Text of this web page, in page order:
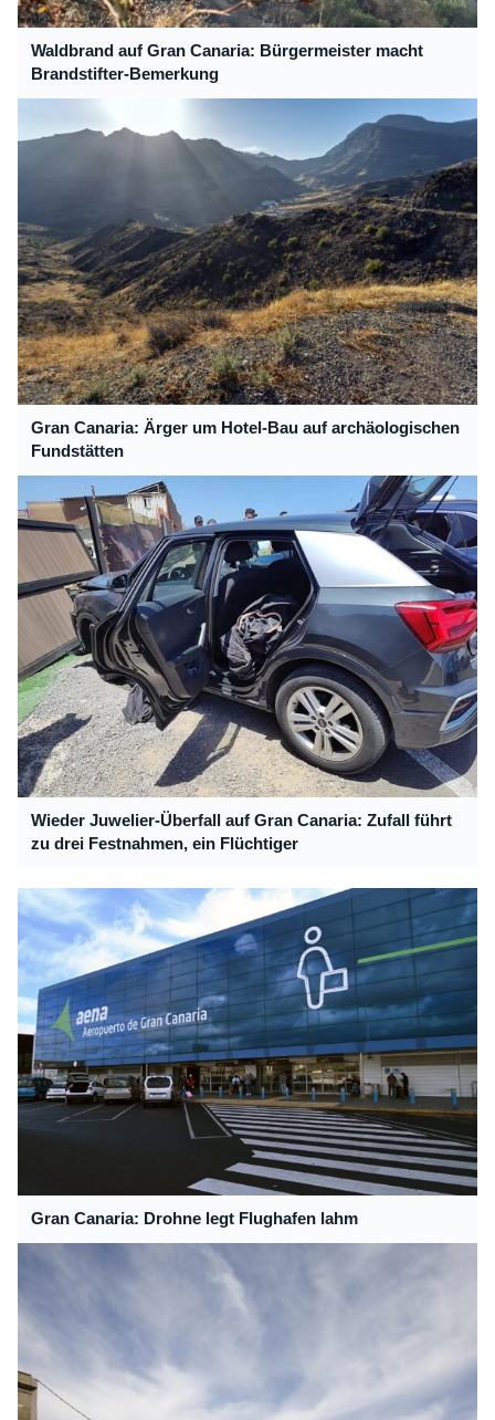
Waldbrand auf Gran Canaria: Bürgermeister macht
Brandstifter-Bemerkung
Gran Canaria: Ärger um Hotel-Bau auf archäologischen
Fundstätten
Wieder Juwelier-Überfall auf Gran Canaria: Zufall führt
zu drei Festnahmen, ein Flüchtiger
Gran Canaria: Drohne legt Flughafen lahm